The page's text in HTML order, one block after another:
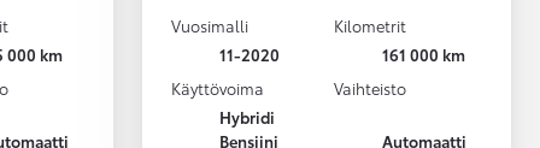
000 km
Vuosimalli
11-2020
Kilometrit
161 000 km
Käyttövoima
Hybridi
Bensiini
Vaihteisto
Automaatti